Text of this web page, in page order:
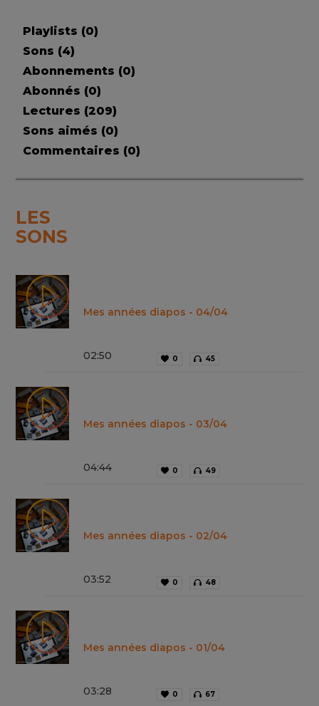
Playlists (0)
Sons (4)
Abonnements (0)
Abonnés (0)
Lectures (209)
Sons aimés (0)
Commentaires (0)
LES
SONS
Mes années diapos - 04/04
02:50 0 45
Mes années diapos - 03/04
04:44 0 49
Mes années diapos - 02/04
03:52 0 48
Mes années diapos - 01/04
03:28 0 67